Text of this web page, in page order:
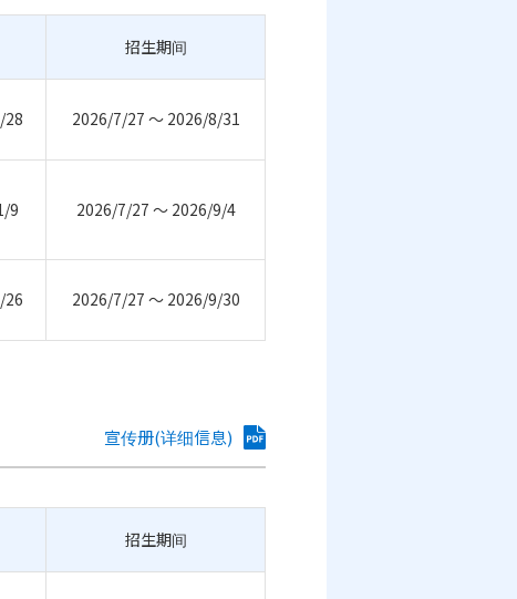
招生期间
28 2026/7/27 ～ 2026/8/31
9 2026/7/27 ～ 2026/9/4
26 2026/7/27 ～ 2026/9/30
宣传册(详细信息)
招生期间